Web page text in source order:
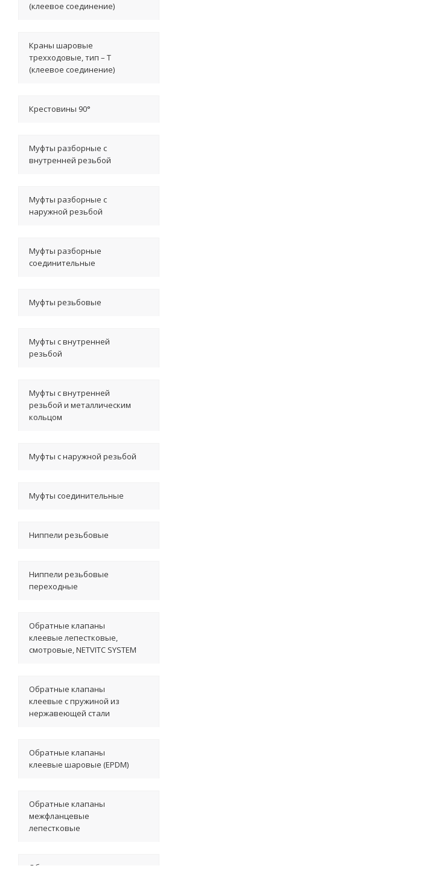
(клеевое соединение)
Краны шаровые
трехходовые, тип – T
(клеевое соединение)
Крестовины 90°
Муфты разборные с
внутренней резьбой
Муфты разборные с
наружной резьбой
Муфты разборные
соединительные
Муфты резьбовые
Муфты с внутренней
резьбой
Муфты с внутренней
резьбой и металлическим
кольцом
Муфты с наружной резьбой
Муфты соединительные
Ниппели резьбовые
Ниппели резьбовые
переходные
Обратные клапаны
клеевые лепестковые,
смотровые, NETVITC SYSTEM
Обратные клапаны
клеевые с пружиной из
нержавеющей стали
Обратные клапаны
клеевые шаровые (EPDM)
Обратные клапаны
межфланцевые
лепестковые
Обратные клапаны